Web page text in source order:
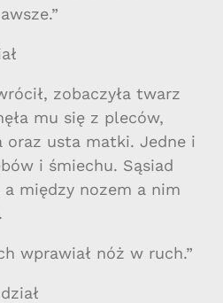
zobaczyła twarz
mu się z pleców,
oraz usta matki. Jedne i
i śmiechu. Sąsiad
między nozem a nim
wprawiał nóż w ruch.”